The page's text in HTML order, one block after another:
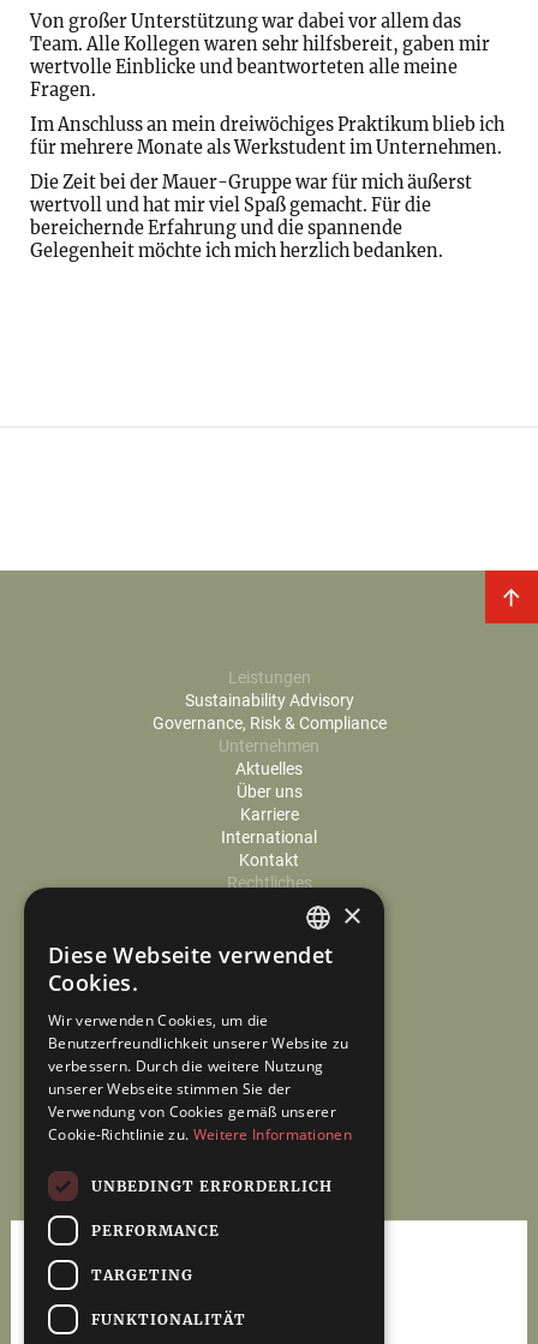
Von großer Unterstützung war dabei vor allem das
Team. Alle Kollegen waren sehr hilfsbereit, gaben mir
wertvolle Einblicke und beantworteten alle meine
Fragen.
Im Anschluss an mein dreiwöchiges Praktikum blieb ich
für mehrere Monate als Werkstudent im Unternehmen.
Die Zeit bei der Mauer-Gruppe war für mich äußerst
wertvoll und hat mir viel Spaß gemacht. Für die
bereichernde Erfahrung und die spannende
Gelegenheit möchte ich mich herzlich bedanken.
Leistungen
Sustainability Advisory
Governance, Risk & Compliance
Unternehmen
Aktuelles
Über uns
Karriere
International
Kontakt
Rechtliches
Cookie-Einstellungen
Datenschutz
Impressum
Steuerberatung &
GERMAN
×
Diese Webseite verwendet
Cookies.
Wir verwenden Cookies, um die
Benutzerfreundlichkeit unserer Website zu
verbessern. Durch die weitere Nutzung
unserer Webseite stimmen Sie der
Verwendung von Cookies gemäß unserer
Cookie-Richtlinie zu. Weitere Informationen
UNBEDINGT ERFORDERLICH
PERFORMANCE
TARGETING
FUNKTIONALITÄT